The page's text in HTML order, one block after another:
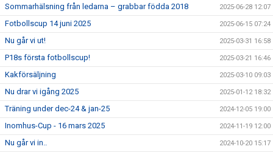
Sommarhälsning från ledarna – grabbar födda 2018 2025-06-28 12:07
Fotbollscup 14 juni 2025 2025-06-15 07:24
Nu går vi ut! 2025-03-31 16:58
P18s första fotbollscup! 2025-03-21 16:46
Kakförsäljning 2025-03-10 09:03
Nu drar vi igång 2025 2025-01-12 18:32
Träning under dec-24 & jan-25 2024-12-05 19:00
Inomhus-Cup - 16 mars 2025 2024-11-19 12:00
Nu går vi in.. 2024-10-20 15:17